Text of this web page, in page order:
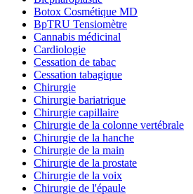
Botox Cosmétique MD
BpTRU Tensiomètre
Cannabis médicinal
Cardiologie
Cessation de tabac
Cessation tabagique
Chirurgie
Chirurgie bariatrique
Chirurgie capillaire
Chirurgie de la colonne vertébrale
Chirurgie de la hanche
Chirurgie de la main
Chirurgie de la prostate
Chirurgie de la voix
Chirurgie de l'épaule